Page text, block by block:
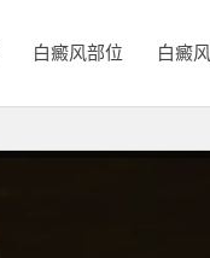
白癜风部位 白癜